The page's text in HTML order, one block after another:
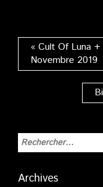
« Cult Of Luna
Novembre 2019
Archives